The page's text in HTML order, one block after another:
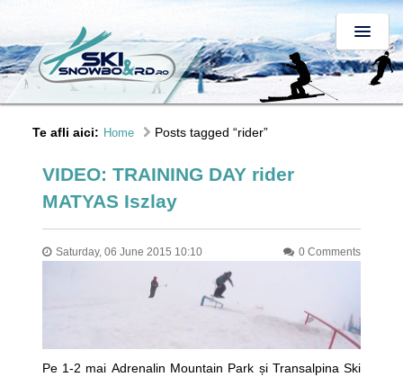
Te afli aici: Home Posts tagged “rider”
VIDEO: TRAINING DAY rider
MATYAS Iszlay
Saturday, 06 June 2015 10:10 0 Comments
Pe 1-2 mai Adrenalin Mountain Park și Transalpina Ski